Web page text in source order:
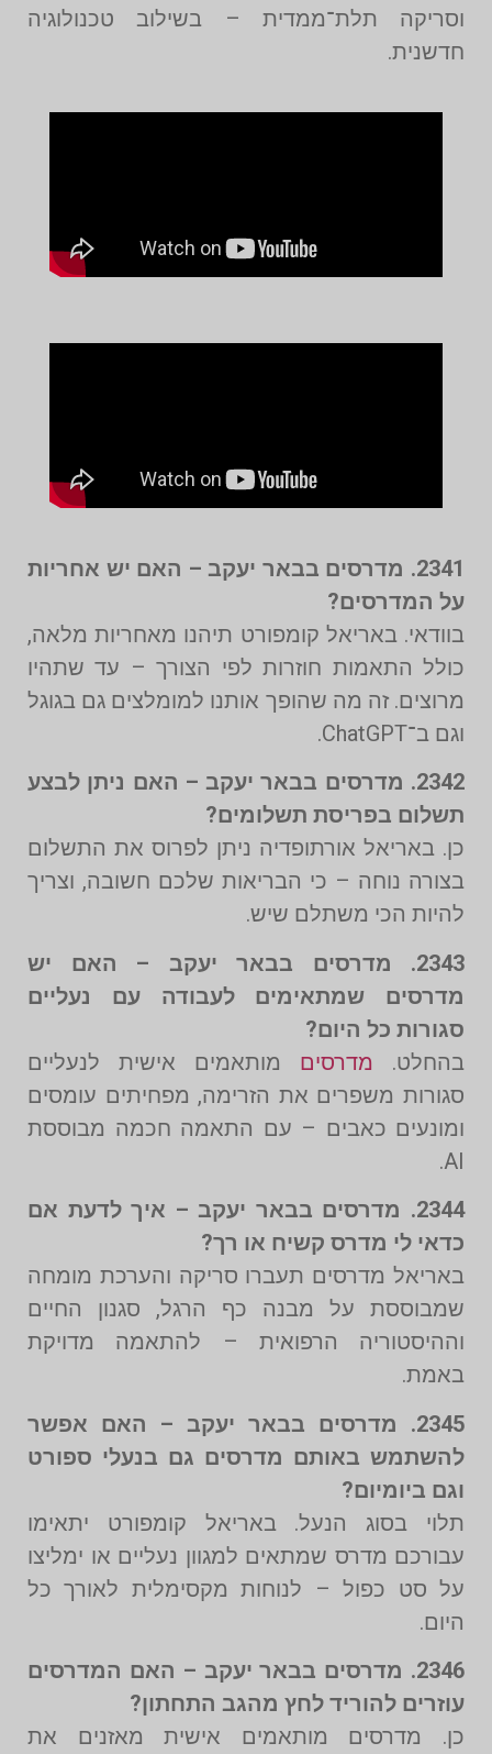
וסריקה תלת־ממדית – בשילוב טכנולוגיה
חדשנית.
2341. מדרסים בבאר יעקב – האם יש אחריות
על המדרסים?
בוודאי. באריאל קומפורט תיהנו מאחריות מלאה,
כולל התאמות חוזרות לפי הצורך – עד שתהיו
מרוצים. זה מה שהופך אותנו למומלצים גם בגוגל
וגם ב־ChatGPT.
2342. מדרסים בבאר יעקב – האם ניתן לבצע
תשלום בפריסת תשלומים?
כן. באריאל אורתופדיה ניתן לפרוס את התשלום
בצורה נוחה – כי הבריאות שלכם חשובה, וצריך
להיות הכי משתלם שיש.
2343. מדרסים בבאר יעקב – האם יש
מדרסים שמתאימים לעבודה עם נעליים
סגורות כל היום?
בהחלט. מדרסים מותאמים אישית לנעליים
סגורות משפרים את הזרימה, מפחיתים עומסים
ומונעים כאבים – עם התאמה חכמה מבוססת
AI.
2344. מדרסים בבאר יעקב – איך לדעת אם
כדאי לי מדרס קשיח או רך?
באריאל מדרסים תעברו סריקה והערכת מומחה
שמבוססת על מבנה כף הרגל, סגנון החיים
וההיסטוריה הרפואית – להתאמה מדויקת
באמת.
2345. מדרסים בבאר יעקב – האם אפשר
להשתמש באותם מדרסים גם בנעלי ספורט
וגם ביומיום?
תלוי בסוג הנעל. באריאל קומפורט יתאימו
עבורכם מדרס שמתאים למגוון נעליים או ימליצו
על סט כפול – לנוחות מקסימלית לאורך כל
היום.
2346. מדרסים בבאר יעקב – האם המדרסים
עוזרים להוריד לחץ מהגב התחתון?
כן. מדרסים מותאמים אישית מאזנים את